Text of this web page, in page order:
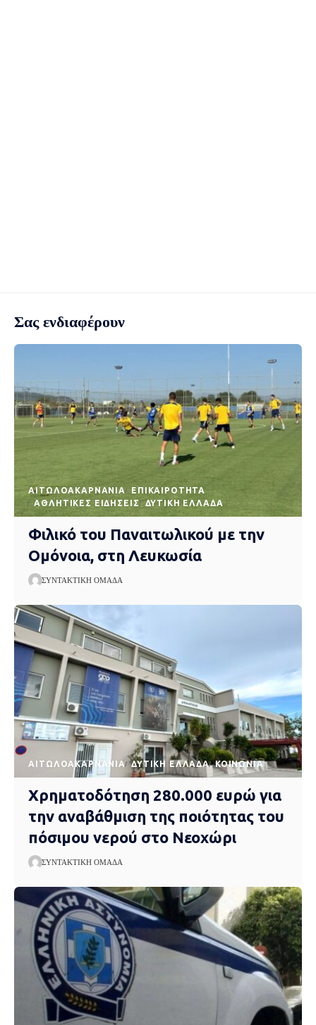
Σας ενδιαφέρουν
AΙΤΩΛΟΑΚΑΡΝΑΝΊΑ
EΠΙΚΑΙΡΌΤΗΤΑ
ΑΘΛΗΤΙΚΈΣ ΕΙΔΉΣΕΙΣ
ΔΥΤΙΚΉ ΕΛΛΆΔΑ
Φιλικό του Παναιτωλικού με την
Ομόνοια, στη Λευκωσία
ΣΥΝΤΑΚΤΙΚΉ ΟΜΆΔΑ
AΙΤΩΛΟΑΚΑΡΝΑΝΊΑ ΔΥΤΙΚΉ ΕΛΛΆΔΑ ΚΟΙΝΩΝΊΑ
Χρηματοδότηση 280.000 ευρώ για
την αναβάθμιση της ποιότητας του
πόσιμου νερού στο Νεοχώρι
ΣΥΝΤΑΚΤΙΚΉ ΟΜΆΔΑ